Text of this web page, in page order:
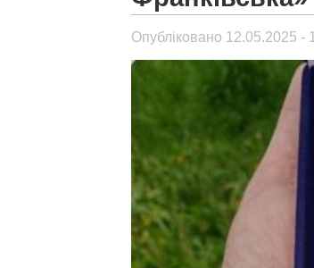
Опубліковано 12.05.2025 -